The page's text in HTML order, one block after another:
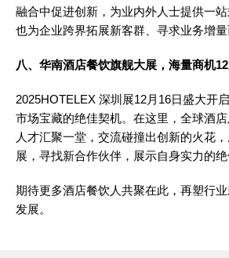
融合中促进创新，为业内外人士提供一站
也为企业跨界拓展新客群、寻求业务增量
八、华南酒店餐饮旗舰大展，海量商机
2025HOTELEX 深圳展12月16日盛大开
市场宝藏的绝佳契机。在这里，全球酒
人才汇聚一堂，交流碰撞出创新的火花
展，寻找新合作伙伴，展示自身实力的绝
期待更多酒店餐饮人共聚在此，再塑行
发展。